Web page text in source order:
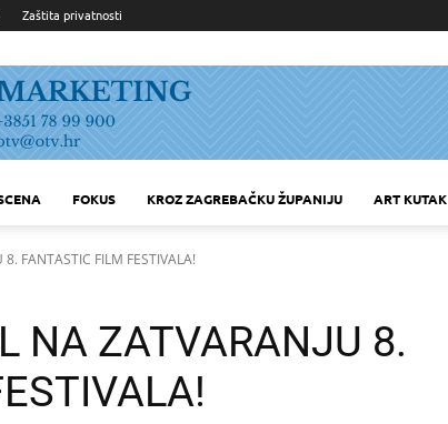
Zaštita privatnosti
FOKUS KROZ ZAGREBAČKU ŽUPANIJU ART KUTAK
8. FANTASTIC FILM FESTIVALA!
NA ZATVARANJU 8.